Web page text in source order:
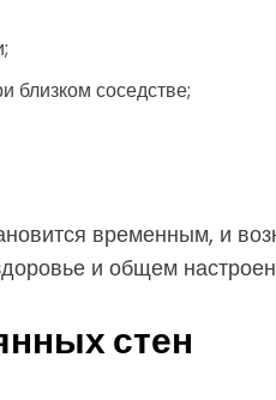
близком соседстве;
временным, и
и общем
стен